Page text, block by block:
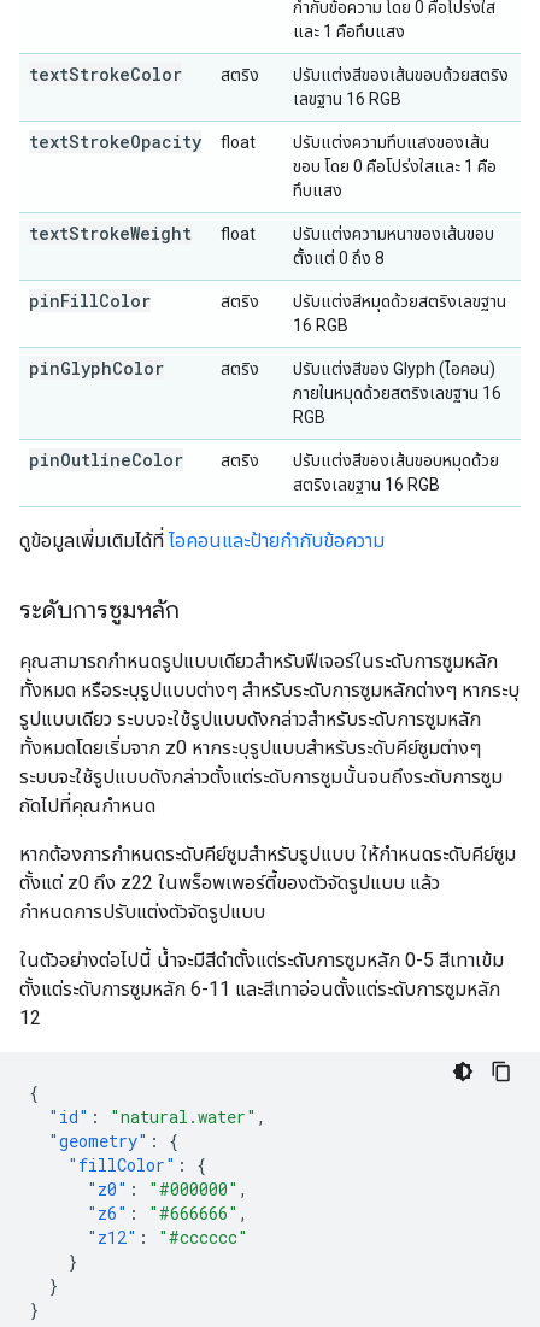
กำกับข้อความ โดย 0 คือโปร่งใส
และ 1 คือทึบแสง
textStrokeColor สตริง
ปรับแต่งสีของเส้นขอบด้วยสตริง
เลขฐาน 16 RGB
textStrokeOpacity float
ปรับแต่งความทึบแสงของเส้น
ขอบ โดย 0 คือโปร่งใสและ 1 คือ
ทึบแสง
textStrokeWeight float
ปรับแต่งความหนาของเส้นขอบ
ตั้งแต่ 0 ถึง 8
pinFillColor สตริง
ปรับแต่งสีหมุดด้วยสตริงเลขฐาน
16 RGB
pinGlyphColor สตริง
ปรับแต่งสีของ Glyph (ไอคอน)
ภายในหมุดด้วยสตริงเลขฐาน 16
RGB
pinOutlineColor สตริง
ปรับแต่งสีของเส้นขอบหมุดด้วย
สตริงเลขฐาน 16 RGB
ดูข้อมูลเพิ่มเติมได้ที่ ไอคอนและป้ายกำกับข้อความ
ระดับการซูมหลัก
คุณสามารถกำหนดรูปแบบเดียวสำหรับฟีเจอร์ในระดับการซูมหลัก
ทั้งหมด หรือระบุรูปแบบต่างๆ สำหรับระดับการซูมหลักต่างๆ หากระบุ
รูปแบบเดียว ระบบจะใช้รูปแบบดังกล่าวสำหรับระดับการซูมหลัก
ทั้งหมดโดยเริ่มจาก z0 หากระบุรูปแบบสำหรับระดับคีย์ซูมต่างๆ
ระบบจะใช้รูปแบบดังกล่าวตั้งแต่ระดับการซูมนั้นจนถึงระดับการซูม
ถัดไปที่คุณกำหนด
หากต้องการกำหนดระดับคีย์ซูมสำหรับรูปแบบ ให้กำหนดระดับคีย์ซูม
ตั้งแต่ z0 ถึง z22 ในพร็อพเพอร์ตี้ของตัวจัดรูปแบบ แล้ว
กำหนดการปรับแต่งตัวจัดรูปแบบ
ในตัวอย่างต่อไปนี้ น้ำจะมีสีดำตั้งแต่ระดับการซูมหลัก 0-5 สีเทาเข้ม
ตั้งแต่ระดับการซูมหลัก 6-11 และสีเทาอ่อนตั้งแต่ระดับการซูมหลัก
12
{
"id" : "natural.water" ,
"geometry" :
{
"fillColor" :
{
"z0" : "#000000" ,
"z6" : "#666666" ,
"z12" :
"#cccccc"
}
}
}